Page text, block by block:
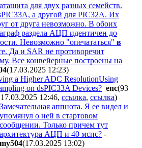
для двух разных семейств.
а другой для PIC32A. Их
от друга невозможно. В обоих
раздела АЦП идентичен до
Невозможно "опечататься" в
Да и SAR не противоречит
Все конвейерные построены на
(17.03.2025 12:23)
a Higher ADC ResolutionUsing
on dsPIC33A Devices? enc(93
12:46, ссылка, ссылка)
Замечательная аппнота. Я ее видел и
упомянул о ней в стартовом
сообщении. Только причем тут
архитектура АЦП и 40 мспс? -
my504(17.03.2025 13:02)